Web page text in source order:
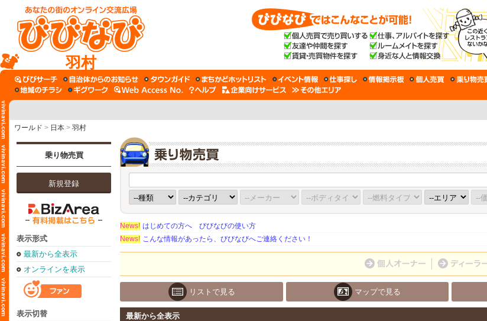
羽村
ワールド > 日本 > 羽村
乗り物売買
新規登録
表示形式
最新から全表示
オンラインを表示
表示切替
News! はじめての方へ びびなびの使い方
News! こんな情報があったら、びびなびへご連絡ください！
リストで見る マップで見る
最新から全表示